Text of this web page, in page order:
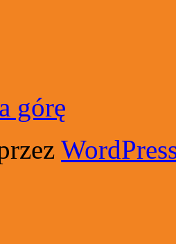
górę